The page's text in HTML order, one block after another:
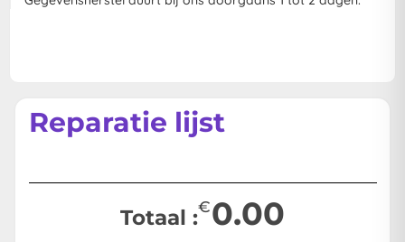
Reparatie lijst
Totaal :€0.00